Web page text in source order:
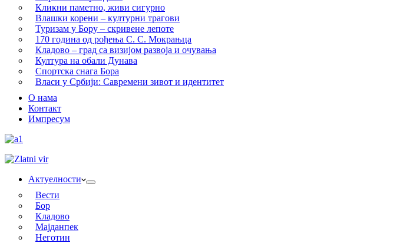
Кликни паметно, живи сигурно
Влашки корени – културни трагови
Туризам у Бору – скривене лепоте
170 година од рођења С. С. Мокрањца
Кладово – град са визијом развоја и очувања
Култура на обали Дунава
Спортска снага Бора
Власи у Србији: Савремени зивот и идентитет
О нама
Контакт
Импресум
Актуелности
Вести
Бор
Кладово
Мајданпек
Неготин